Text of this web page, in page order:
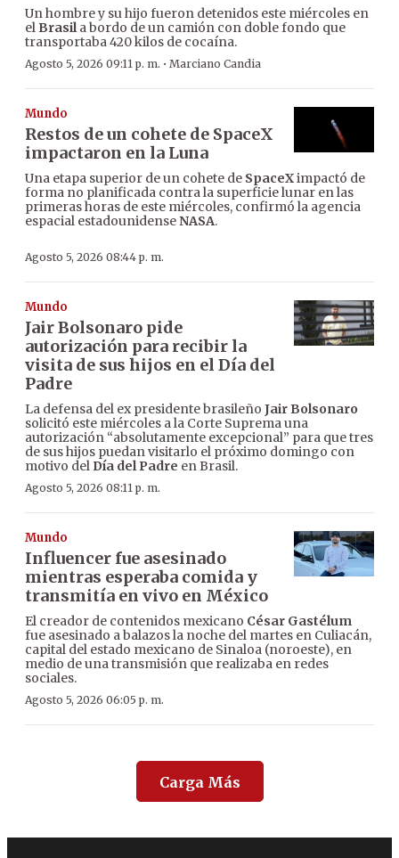
Un hombre y su hijo fueron detenidos este miércoles en
el Brasila bordo de un camión con doble fondo que
transportaba 420 kilos de cocaína.
Agosto 5, 2026 09:11 p. m. · Marciano Candia
Mundo
Restos de un cohete de SpaceX
impactaron en la Luna
Una etapa superior de un cohete de SpaceXimpactó de
forma no planificada contra la superficie lunar en las
primeras horas de este miércoles, confirmó la agencia
espacial estadounidenseNASA.
Agosto 5, 2026 08:44 p. m.
Mundo
Jair Bolsonaro pide
autorización para recibir la
visita de sus hijos en el Día del
Padre
La defensa del ex presidente brasileño Jair Bolsonaro
solicitó este miércoles a la Corte Suprema una
autorización “absolutamente excepcional” para que tres
de sus hijos puedan visitarlo el próximo domingo con
motivo del Día del Padre en Brasil.
Agosto 5, 2026 08:11 p. m.
Mundo
Influencer fue asesinado
mientras esperaba comida y
transmitía en vivo en México
El creador de contenidos mexicano César Gastélum
fue asesinado a balazos la noche del martes en Culiacán,
capital del estado mexicano de Sinaloa (noroeste), en
medio de una transmisión que realizaba en redes
sociales.
Agosto 5, 2026 06:05 p. m.
Carga Más